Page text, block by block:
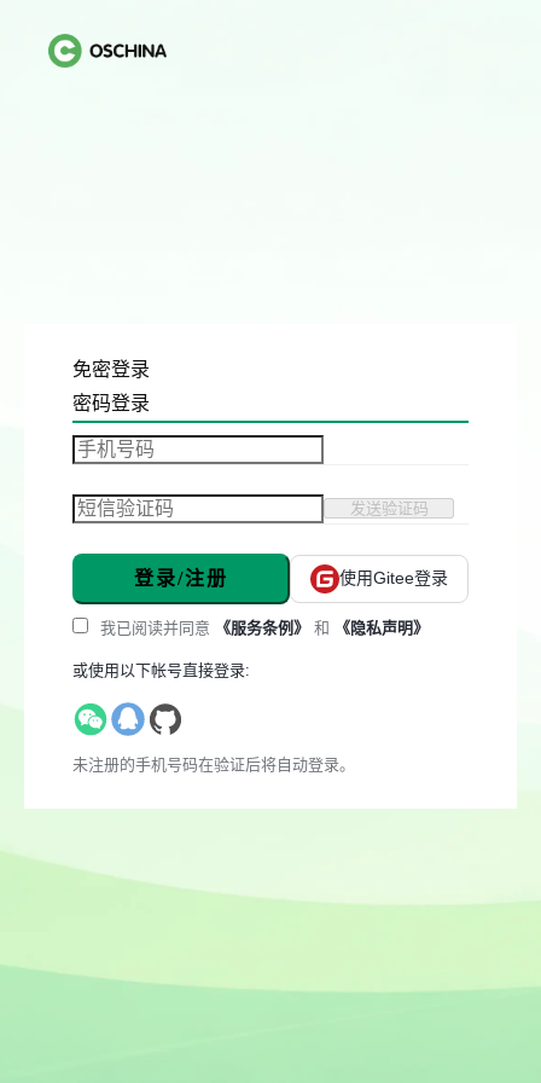
免密登录
密码登录
发送验证码
登录/注册 使用Gitee登录
我已阅读并同意 《服务条例》 和 《隐私声明》
或使用以下帐号直接登录:
未注册的手机号码在验证后将自动登录。